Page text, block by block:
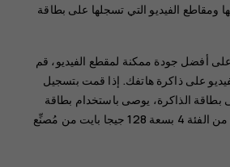
ومقاطع الفيديو التي تسجلها على بطاقة
أفضل جودة ممكنة لمقطع الفيديو، قم
على ذاكرة هاتفك. إذا قمت بتسجيل
بطاقة الذاكرة، يوصى باستخدام بطاقة
microSD سريعة من الفئة 4 بسعة 128 جيجا بايت من مُصنِّع